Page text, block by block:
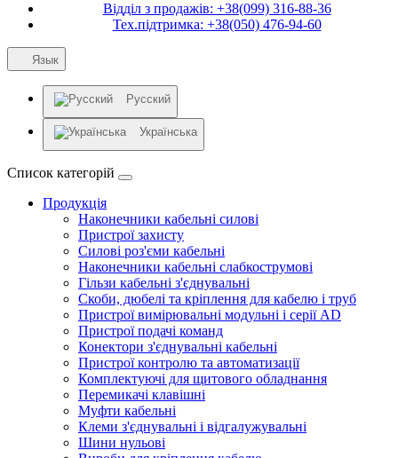
Відділ з продажів: +38(099) 316-88-36
Тех.підтримка: +38(050) 476-94-60
Язык
Русский
Українська
Список категорій
Продукція
Наконечники кабельні силові
Пристрої захисту
Силові роз'єми кабельні
Наконечники кабельні слабкострумові
Гільзи кабельні з'єднувальні
Скоби, дюбелі та кріплення для кабелю і труб
Пристрої вимірювальні модульні і серії AD
Пристрої подачі команд
Конектори з'єднувальні кабельні
Пристрої контролю та автоматизації
Комплектуючі для щитового обладнання
Перемикачі клавішні
Муфти кабельні
Клеми з'єднувальні і відгалужувальні
Шини нульові